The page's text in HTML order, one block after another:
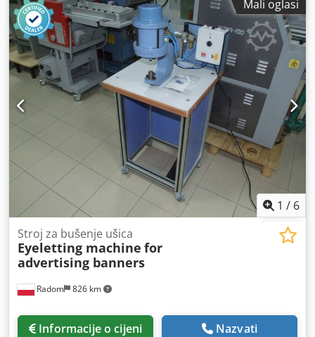
Mali oglasi
1 / 6
Radom 826 km
Stroj za bušenje ušica
Eyeletting machine for
advertising banners
Informacije o cijeni Nazvati